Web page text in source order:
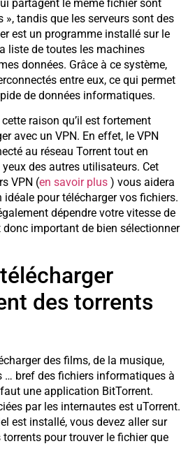
partagent le même fichier sont
», tandis que les serveurs sont des
est un programme installé sur le
liste de toutes les machines
données. Grâce à ce système,
entre eux, ce qui permet
de données informatiques.
cette raison qu’il est fortement
avec un VPN. En effet, le VPN
au réseau Torrent tout en
des autres utilisateurs. Cet
VPN (en savoir plus ) vous aidera
pour télécharger vos fichiers.
dépendre votre vitesse de
important de bien sélectionner
des torrents
des films, de la musique,
… bref des fichiers informatiques à
une application BitTorrent.
par les internautes est uTorrent.
est installé, vous devez aller sur
pour trouver le fichier que